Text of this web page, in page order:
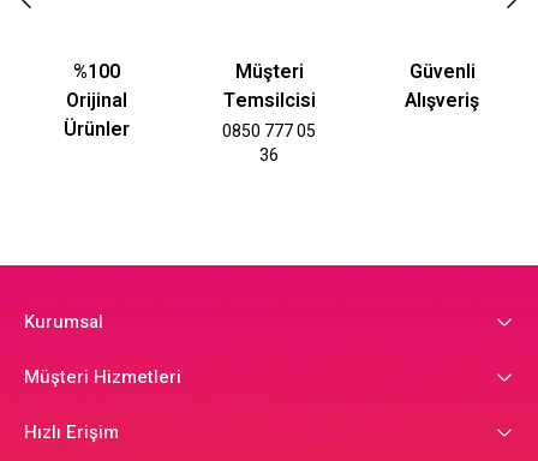
%100
Orijinal
Ürünler
Müşteri
Temsilcisi
0850 777 05
36
Güvenli
Alışveriş
Kurumsal
Müşteri Hizmetleri
Hızlı Erişim